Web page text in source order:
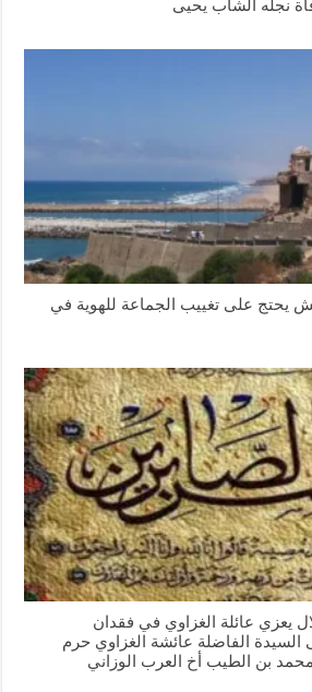
نجله الشاب يحيى
يحتج على تغييب الجماعة للهوية في
يعزي عائلة الغزاوي في فقدان
السيدة الفاضلة عائشة الغزاوي حرم
بن الطيب أخ العرب الوزاني